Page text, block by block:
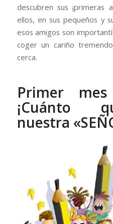
descubren sus ¡primeras
ellos, en sus pequeños y
esos amigos son
coger un cariño
cerca.
Primer
¡Cuánto
nuestra